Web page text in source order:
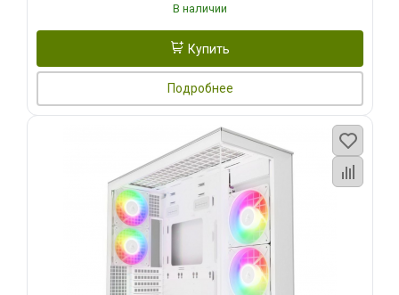
В наличии
Купить
Подробнее